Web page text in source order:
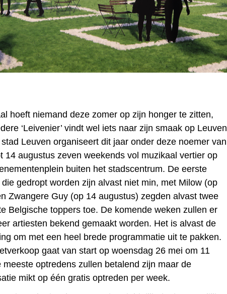
hoeft niemand deze zomer op zijn honger te zitten,
‘Leivenier’ vindt wel iets naar zijn smaak op Leuven
Leuven organiseert dit jaar onder deze noemer van
14 augustus zeven weekends vol muzikaal vertier op
buiten het stadscentrum. De eerste
die gedropt worden zijn alvast niet min, met Milow (op
Zwangere Guy (op 14 augustus) zegden alvast twee
Belgische toppers toe. De komende weken zullen er
artiesten bekend gemaakt worden. Het is alvast de
om met een heel brede programmatie uit te pakken.
gaat van start op woensdag 26 mei om 11
meeste optredens zullen betalend zijn maar de
mikt op één gratis optreden per week.